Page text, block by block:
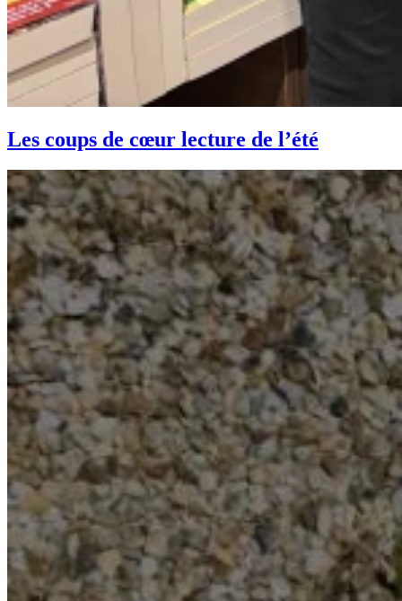
Les coups de cœur lecture de l’été